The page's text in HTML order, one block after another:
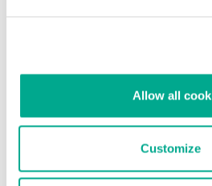
Allow all
Customize
bots se encontraba en Estados
Geografía de los ataques
mayoría de los ataques DDoS fue